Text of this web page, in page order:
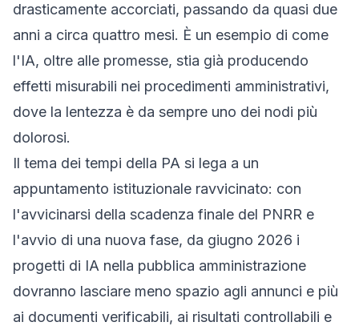
drasticamente accorciati, passando da quasi due
anni a circa quattro mesi. È un esempio di come
l'IA, oltre alle promesse, stia già producendo
effetti misurabili nei procedimenti amministrativi,
dove la lentezza è da sempre uno dei nodi più
dolorosi.
Il tema dei tempi della PA si lega a un
appuntamento istituzionale ravvicinato: con
l'avvicinarsi della scadenza finale del PNRR e
l'avvio di una nuova fase, da giugno 2026 i
progetti di IA nella pubblica amministrazione
dovranno lasciare meno spazio agli annunci e più
ai documenti verificabili, ai risultati controllabili e